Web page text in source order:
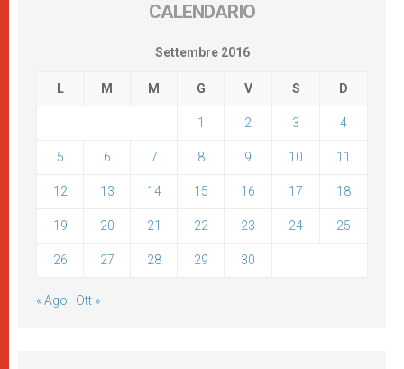
CALENDARIO
Settembre 2016
L M M G V S D
1 2 3 4
5 6 7 8 9 10 11
12 13 14 15 16 17 18
19 20 21 22 23 24 25
26 27 28 29 30
« Ago Ott »